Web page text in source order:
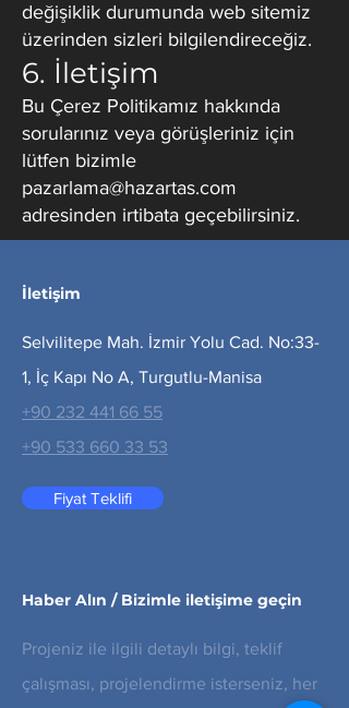
değişiklik durumunda web sitemiz
üzerinden sizleri bilgilendireceğiz.
6. İletişim
Bu Çerez Politikamız hakkında
sorularınız veya görüşleriniz için
lütfen bizimle
pazarlama@hazartas.com
adresinden irtibata geçebilirsiniz.
İletişim
Selvilitepe Mah. İzmir Yolu Cad. No:33-
1, İç Kapı No A, Turgutlu-Manisa
+90 232 441 66 55
+90 533 660 33 53
Fiyat Teklifi
Haber Alın / Bizimle iletişime geçin
Projeniz ile ilgili detaylı bilgi, teklif
çalışması, projelendirme isterseniz, her